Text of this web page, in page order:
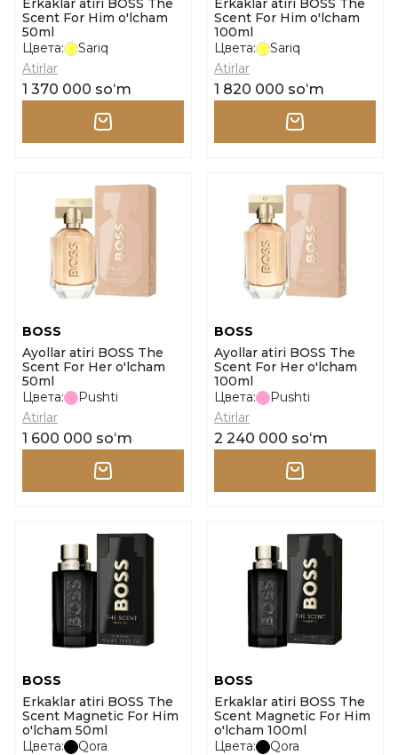
Erkaklar atiri BOSS The
Scent For Him o'lcham
50ml
Цвета:
Sariq
Atirlar
1 370 000 soʻm
Erkaklar atiri BOSS The
Scent For Him o'lcham
100ml
Цвета:
Sariq
Atirlar
1 820 000 soʻm
BOSS
Ayollar atiri BOSS The
Scent For Her o'lcham
50ml
Цвета:
Pushti
Atirlar
1 600 000 soʻm
BOSS
Ayollar atiri BOSS The
Scent For Her o'lcham
100ml
Цвета:
Pushti
Atirlar
2 240 000 soʻm
BOSS
Erkaklar atiri BOSS The
Scent Magnetic For Him
o'lcham 50ml
Цвета:
Qora
BOSS
Erkaklar atiri BOSS The
Scent Magnetic For Him
o'lcham 100ml
Цвета:
Qora